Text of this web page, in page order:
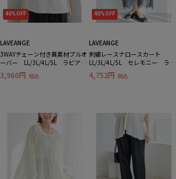
40%OFF
LAVEANGE
3WAYチェーン付き異素材プルオ
ーバー LL/3L/4L/5L ラビアン
3,960円 税込
40%OFF
LAVEANGE
刺繍レースナロースカート
LL/3L/4L/5L セレモニー ラビ
アンジェ
4,752円 税込